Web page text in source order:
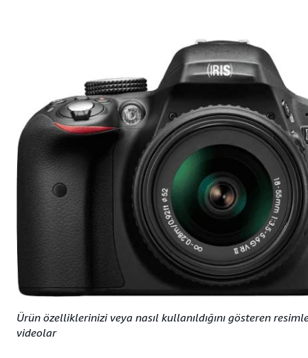
Ürün özelliklerinizi veya nasıl kullanıldığını gösteren
videolar